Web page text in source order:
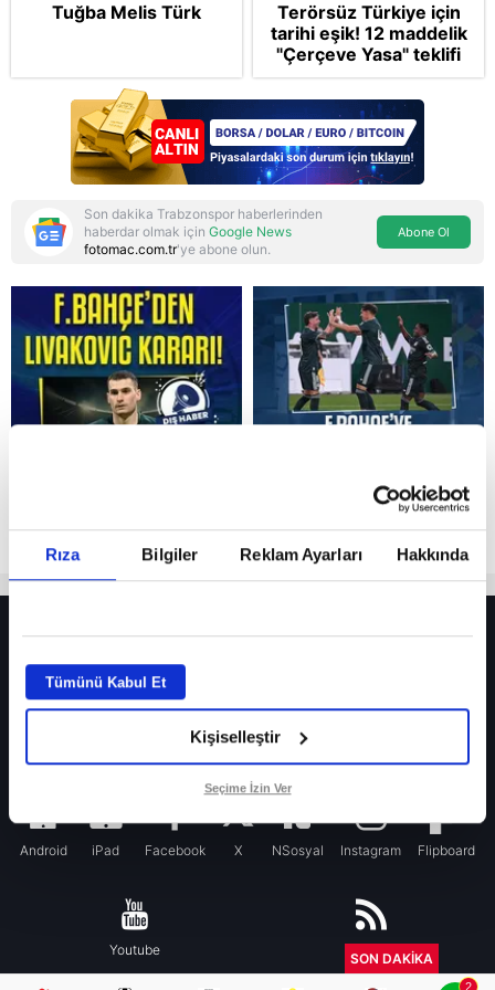
Rıza Bilgiler Reklam Ayarları Hakkında
Tümünü Kabul Et
Kişiselleştir
Seçime İzin Ver
Reddet
Tuğba Melis Türk
Terörsüz Türkiye için
tarihi eşik! 12 maddelik
"Çerçeve Yasa" teklifi
TBMM Genel Kurulu'nda
Son dakika Trabzonspor haberlerinden
haberdar olmak için Google News
fotomac.com.tr'ye abone olun.
Abone Ol
Fenerbahçe’de sürpriz ayrılık ihtimali! Devre arasında gelmişti
Fenerbahçe’nin yeni transferi Mason Greenwood için olay sözler!
Galatasaray’da rota yeniden Thiago Almada!
Android iPad Facebook X NSosyal Instagram Flipboard
Youtube RSS
SON DAKİKA
2